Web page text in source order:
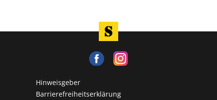
Hinweisgeber
Barrierefreiheitserklärung